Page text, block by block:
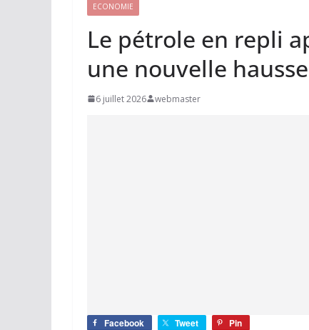
ECONOMIE
Le pétrole en repli
une nouvelle
6 juillet 2026 webmaster
Facebook Tweet Pin